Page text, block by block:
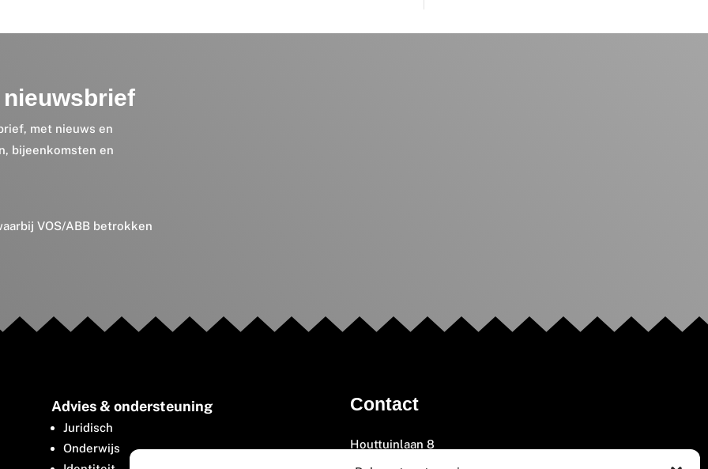
met nieuws en
bijeenkomsten en
VOS/ABB betrokken
Advies & ondersteuning
Juridisch
Onderwijs
Contact
Houttuinlaan 8
3447 GM Woerden